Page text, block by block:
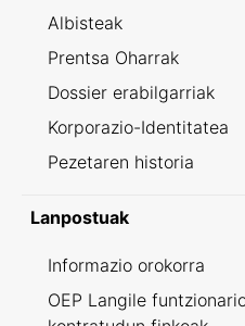
Albisteak
Prentsa Oharrak
Dossier erabilgarriak
Korporazio-Identitatea
Pezetaren historia
Lanpostuak
Informazio orokorra
OEP Langile